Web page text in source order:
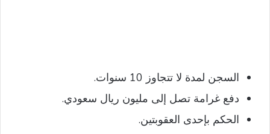
السجن لمدة لا تتجاوز 10 سنوات.
دفع غرامة تصل إلى مليون ريال سعودي.
الحكم بإحدى العقوبتين.